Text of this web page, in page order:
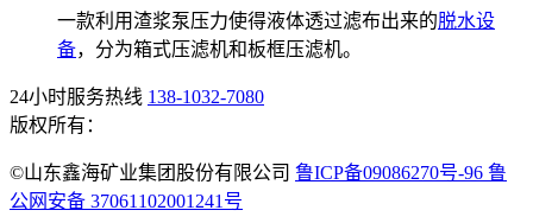
一款利用渣浆泵压力使得液体透过滤布出来的脱水设
备，分为箱式压滤机和板框压滤机。
24小时服务热线 138-1032-7080
版权所有：
©山东鑫海矿业集团股份有限公司 鲁ICP备09086270号-96 鲁
公网安备 37061102001241号